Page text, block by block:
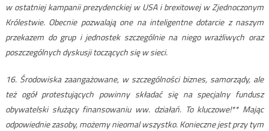
w ostatniej kampanii prezydenckiej w USA i brexitowej w Zjednoczonym
Królestwie. Obecnie pozwalają one na inteligentne dotarcie z naszym
przekazem do grup i jednostek szczególnie na niego wrażliwych oraz
poszczególnych dyskusji toczących się w sieci.
16. Środowiska zaangażowane, w szczególności biznes, samorządy, ale
też ogół protestujących powinny składać się na specjalny fundusz
obywatelski służący finansowaniu ww. działań. To kluczowe!** Mając
odpowiednie zasoby, możemy nieomal wszystko. Konieczne jest przy tym